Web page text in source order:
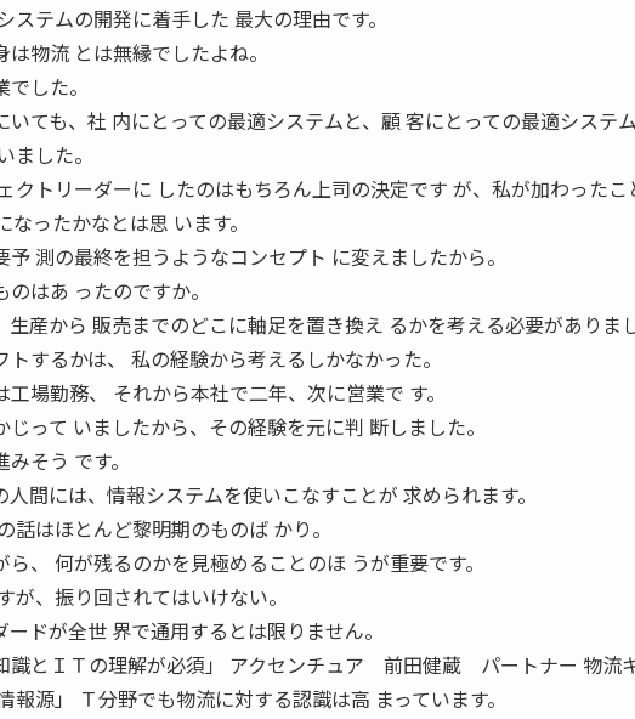
ステムの開発に着手した 最大の理由です。
は物流 とは無縁でしたよね。
した。
いても、社 内にとっての最適システムと、顧 客にとっての最適システ
ました。
クトリーダーに したのはもちろん上司の決定です が、私が加わったこ
なったかなとは思 います。
測の最終を担うようなコンセプト に変えましたから。
のはあ ったのですか。
生産から 販売までのどこに軸足を置き換え るかを考える必要がありま
するかは、 私の経験から考えるしかなかった。
場勤務、 それから本社で二年、次に営業で す。
って いましたから、その経験を元に判 断しました。
みそう です。
間には、情報システムを使いこなすことが 求められます。
話はほとんど黎明期のものば かり。
、 何が残るのかを見極めることのほ うが重要です。
が、振り回されてはいけない。
ドが全世 界で通用するとは限りません。
識とＩＴの理解が必須」 アクセンチュア 前田健蔵 パートナー 物流
報源」 Ｔ分野でも物流に対する認識は高 まっています。